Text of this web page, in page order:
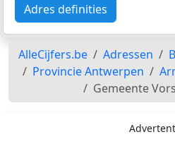
Adres definities
AlleCijfers.be Adressen
Provincie Antwerpen
Gemeente